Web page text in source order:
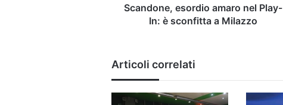
Milazzo
Scandone, esordio amaro nel Play-
In: è sconfitta a Milazzo
Articoli correlati